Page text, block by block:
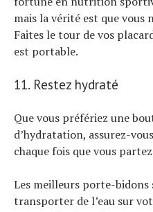
mais la vérité est que vous
Faites le tour de vos
est portable.
11. Restez hydraté
Que vous préfériez une
d’hydratation, assurez-
chaque fois que vous
Les meilleurs porte-
transporter de l’eau sur